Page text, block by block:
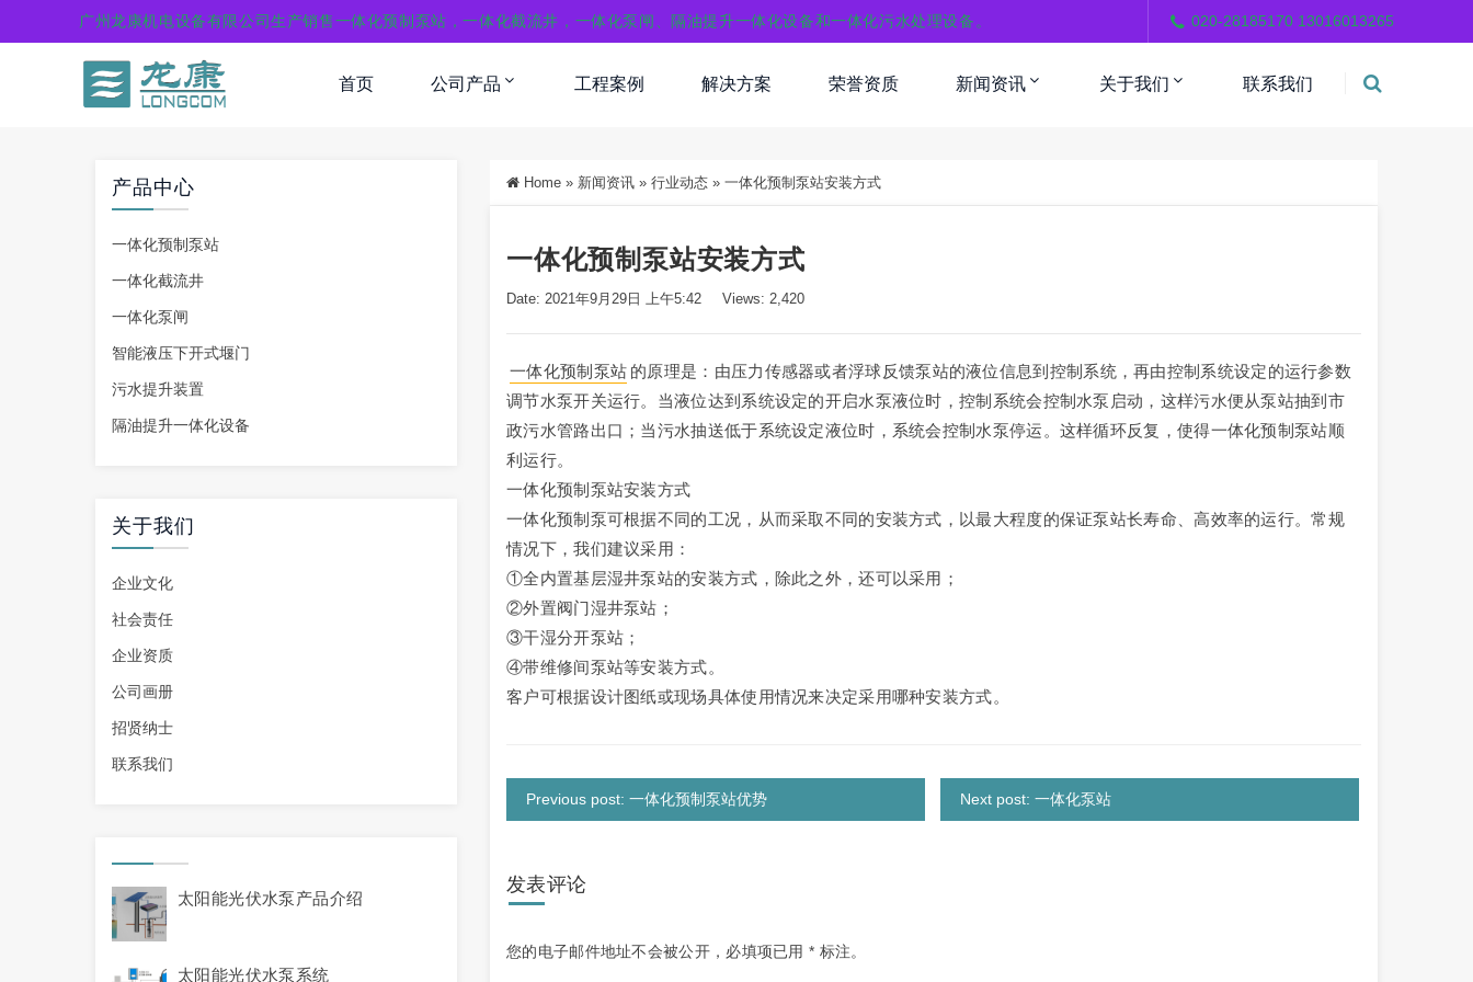
广州龙康机电设备有限公司生产销售一体化预制泵站，一体化截流井，一体化泵闸、隔油提升一体化设备和一体化污水处理设备。 020-28185170 13016013265
首页 公司产品 工程案例 解决方案 荣誉资质 新闻资讯 关于我们 联系我们
产品中心
一体化预制泵站
一体化截流井
一体化泵闸
智能液压下开式堰门
污水提升装置
隔油提升一体化设备
关于我们
企业文化
社会责任
企业资质
公司画册
招贤纳士
联系我们
太阳能光伏水泵产品介绍
太阳能光伏水泵系统
Home » 新闻资讯 » 行业动态 » 一体化预制泵站安装方式
一体化预制泵站安装方式
Date: 2021年9月29日 上午5:42 Views: 2,420
一体化预制泵站 的原理是：由压力传感器或者浮球反馈泵站的液位信息到控制系统，再由控制系统设定的运行参数
调节水泵开关运行。当液位达到系统设定的开启水泵液位时，控制系统会控制水泵启动，这样污水便从泵站抽到市
政污水管路出口；当污水抽送低于系统设定液位时，系统会控制水泵停运。这样循环反复，使得一体化预制泵站顺
利运行。
一体化预制泵站安装方式
一体化预制泵可根据不同的工况，从而采取不同的安装方式，以最大程度的保证泵站长寿命、高效率的运行。常规
情况下，我们建议采用：
①全内置基层湿井泵站的安装方式，除此之外，还可以采用；
②外置阀门湿井泵站；
③干湿分开泵站；
④带维修间泵站等安装方式。
客户可根据设计图纸或现场具体使用情况来决定采用哪种安装方式。
Previous post: 一体化预制泵站优势 Next post: 一体化泵站
发表评论
您的电子邮件地址不会被公开， 必填项已用* 标注。